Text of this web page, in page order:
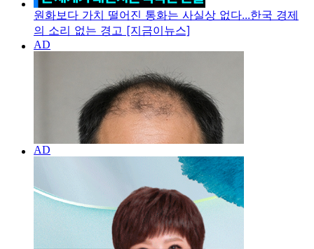
원화보다 가치 떨어진 통화는 사실상 없다...한국 경제
의 소리 없는 경고 [지금이뉴스]